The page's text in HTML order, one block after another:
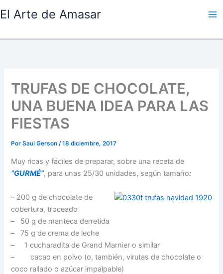
al
El Arte de Amasar
TRUFAS DE CHOCOLATE,
UNA BUENA IDEA PARA LAS
FIESTAS
PorSaul Gerson/18 diciembre, 2017
Muy ricas y fáciles de preparar, sobre una receta de
“GURMÉ”, para unas 25/30 unidades, según tamaño:
– 200 g de chocolate de
cobertura, troceado
– 50 g de manteca derretida
– 75 g de crema de leche
– 1 cucharadita de Grand Marnier o similar
– cacao en polvo (o, también, virutas de chocolate o
coco rallado o azúcar impalpable)